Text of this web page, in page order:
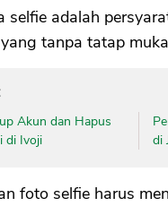
selfie adalah
tanpa tatap
Akun dan Hapus
di Ivoji
di
foto selfie harus